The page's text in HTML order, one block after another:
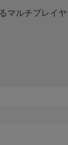
マルチプレイ